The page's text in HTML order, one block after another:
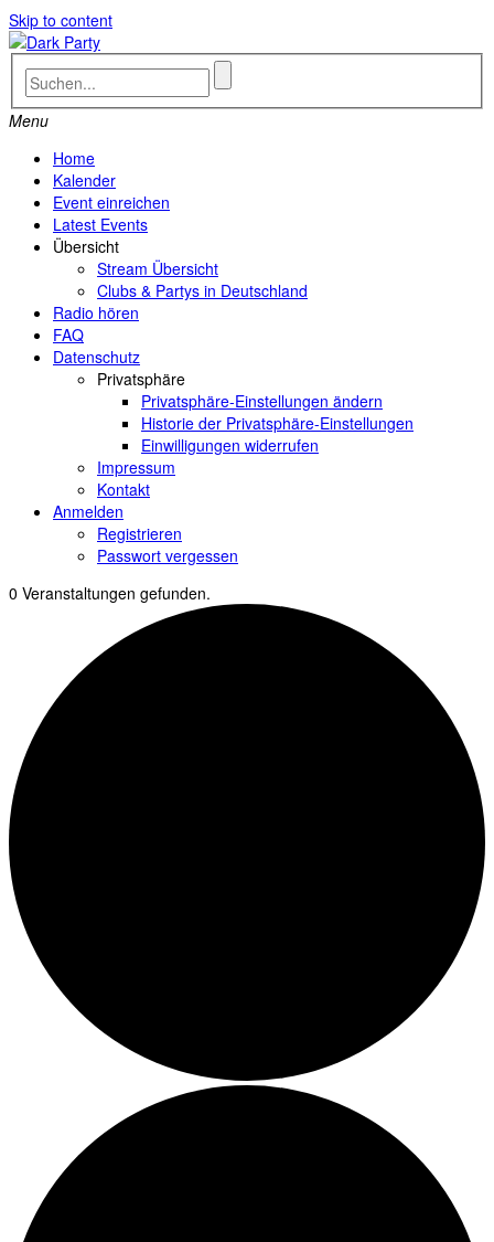
Skip to content
Menu
Home
Kalender
Event einreichen
Latest Events
Übersicht
Stream Übersicht
Clubs & Partys in Deutschland
Radio hören
FAQ
Datenschutz
Privatsphäre
Privatsphäre-Einstellungen ändern
Historie der Privatsphäre-Einstellungen
Einwilligungen widerrufen
Impressum
Kontakt
Anmelden
Registrieren
Passwort vergessen
0 Veranstaltungen gefunden.